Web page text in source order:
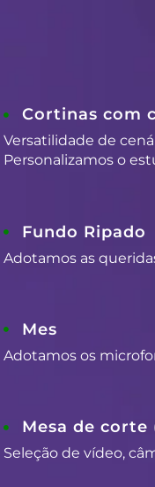
Cortinas com
Versatilidade de
Personalizamos o
Fundo Ripado
Adotamos as
Mes
Adotamos os
Mesa de corte
Seleção de vídeo,